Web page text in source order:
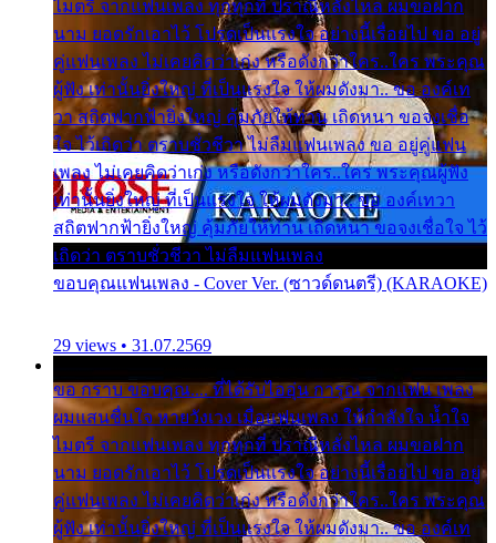
ไมตรี จากแฟนเพลง ทุกทุกที่ ปราณีหลั่งไหล ผมขอฝาก
นาม ยอดรักเอาไว้ โปรดเป็นแรงใจ อย่างนี้เรื่อยไป ขอ อยู่
คู่แฟนเพลง ไม่เคยคิดว่าเก่ง หรือดังกว่าใคร..ใคร พระคุณ
ผู้ฟัง เท่านั้นยิ่งใหญ่ ที่เป็นแรงใจ ให้ผมดังมา.. ขอ องค์เท
วา สถิตฟากฟ้ายิ่งใหญ่ คุ้มภัยให้ท่าน เถิดหนา ขอจงเชื่อ
ใจ ไว้เถิดว่า ตราบชั่วชีวา ไม่ลืมแฟนเพลง ขอ อยู่คู่แฟน
เพลง ไม่เคยคิดว่าเก่ง หรือดังกว่าใคร..ใคร พระคุณผู้ฟัง
เท่านั้นยิ่งใหญ่ ที่เป็นแรงใจ ให้ผมดังมา.. ขอ องค์เทวา
สถิตฟากฟ้ายิ่งใหญ่ คุ้มภัยให้ท่าน เถิดหนา ขอจงเชื่อใจ ไว้
เถิดว่า ตราบชั่วชีวา ไม่ลืมแฟนเพลง
ขอบคุณแฟนเพลง - Cover Ver. (ซาวด์ดนตรี) (KARAOKE)
29 views • 31.07.2569
ขอ กราบ ขอบคุณ.... ที่ได้รับไออุ่น การุณ จากแฟน เพลง
ผมแสนชื่นใจ หายวังเวง เมื่อแฟนเพลง ให้กำลังใจ น้ำใจ
ไมตรี จากแฟนเพลง ทุกทุกที่ ปราณีหลั่งไหล ผมขอฝาก
นาม ยอดรักเอาไว้ โปรดเป็นแรงใจ อย่างนี้เรื่อยไป ขอ อยู่
คู่แฟนเพลง ไม่เคยคิดว่าเก่ง หรือดังกว่าใคร..ใคร พระคุณ
ผู้ฟัง เท่านั้นยิ่งใหญ่ ที่เป็นแรงใจ ให้ผมดังมา.. ขอ องค์เท